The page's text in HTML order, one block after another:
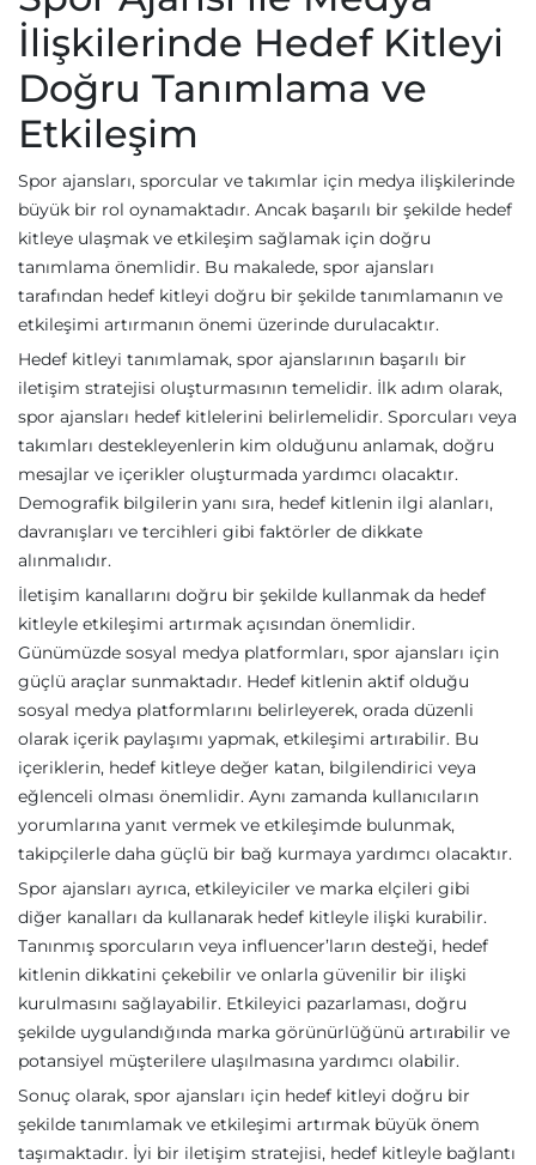
İlişkilerinde Hedef Kitleyi
Doğru Tanımlama ve
Etkileşim
Spor ajansları, sporcular ve takımlar için medya ilişkilerinde
büyük bir rol oynamaktadır. Ancak başarılı bir şekilde hedef
kitleye ulaşmak ve etkileşim sağlamak için doğru
tanımlama önemlidir. Bu makalede, spor ajansları
tarafından hedef kitleyi doğru bir şekilde tanımlamanın ve
etkileşimi artırmanın önemi üzerinde durulacaktır.
Hedef kitleyi tanımlamak, spor ajanslarının başarılı bir
iletişim stratejisi oluşturmasının temelidir. İlk adım olarak,
spor ajansları hedef kitlelerini belirlemelidir. Sporcuları veya
takımları destekleyenlerin kim olduğunu anlamak, doğru
mesajlar ve içerikler oluşturmada yardımcı olacaktır.
Demografik bilgilerin yanı sıra, hedef kitlenin ilgi alanları,
davranışları ve tercihleri gibi faktörler de dikkate
alınmalıdır.
İletişim kanallarını doğru bir şekilde kullanmak da hedef
kitleyle etkileşimi artırmak açısından önemlidir.
Günümüzde sosyal medya platformları, spor ajansları için
güçlü araçlar sunmaktadır. Hedef kitlenin aktif olduğu
sosyal medya platformlarını belirleyerek, orada düzenli
olarak içerik paylaşımı yapmak, etkileşimi artırabilir. Bu
içeriklerin, hedef kitleye değer katan, bilgilendirici veya
eğlenceli olması önemlidir. Aynı zamanda kullanıcıların
yorumlarına yanıt vermek ve etkileşimde bulunmak,
takipçilerle daha güçlü bir bağ kurmaya yardımcı olacaktır.
Spor ajansları ayrıca, etkileyiciler ve marka elçileri gibi
diğer kanalları da kullanarak hedef kitleyle ilişki kurabilir.
Tanınmış sporcuların veya influencer’ların desteği, hedef
kitlenin dikkatini çekebilir ve onlarla güvenilir bir ilişki
kurulmasını sağlayabilir. Etkileyici pazarlaması, doğru
şekilde uygulandığında marka görünürlüğünü artırabilir ve
potansiyel müşterilere ulaşılmasına yardımcı olabilir.
Sonuç olarak, spor ajansları için hedef kitleyi doğru bir
şekilde tanımlamak ve etkileşimi artırmak büyük önem
taşımaktadır. İyi bir iletişim stratejisi, hedef kitleyle bağlantı